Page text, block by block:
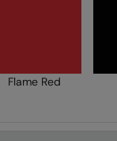
Flame Red